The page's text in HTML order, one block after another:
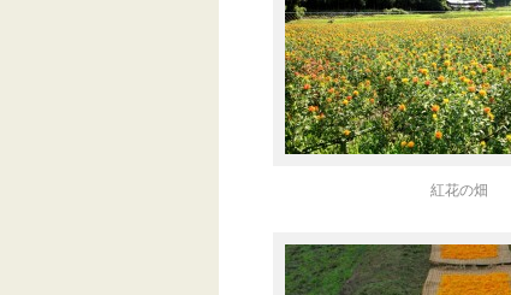
紅花の畑